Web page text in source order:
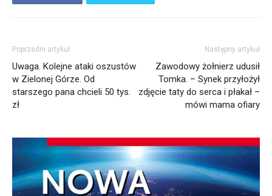
Poprzedni artykuł
Uwaga. Kolejne ataki oszustów
w Zielonej Górze. Od
starszego pana chcieli 50 tys.
zł
Następny artykuł
Zawodowy żołnierz udusił
Tomka. – Synek przyłożył
zdjęcie taty do serca i płakał –
mówi mama ofiary